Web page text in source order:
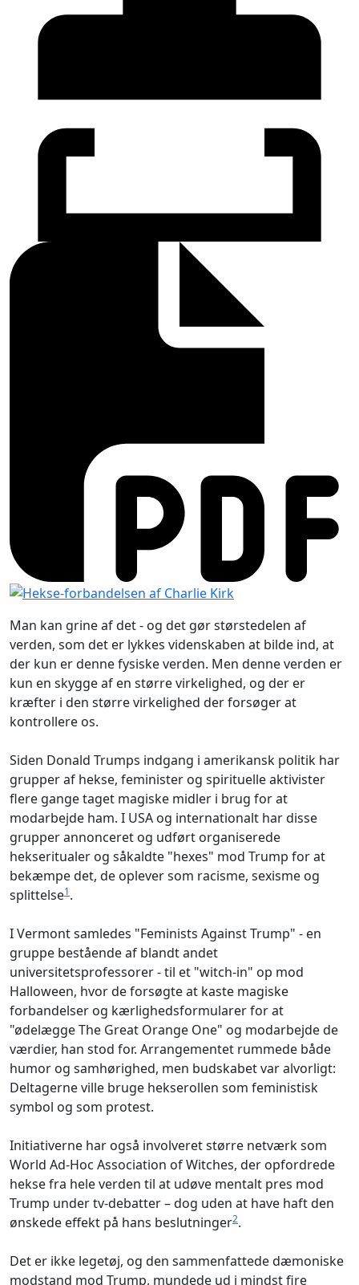
Man kan grine af det - og det gør størstedelen af
verden, som det er lykkes videnskaben at bilde ind, at
der kun er denne fysiske verden. Men denne verden er
kun en skygge af en større virkelighed, og der er
kræfter i den større virkelighed der forsøger at
kontrollere os.
Siden Donald Trumps indgang i amerikansk politik har
grupper af hekse, feminister og spirituelle aktivister
flere gange taget magiske midler i brug for at
modarbejde ham. I USA og internationalt har disse
grupper annonceret og udført organiserede
hekseritualer og såkaldte "hexes" mod Trump for at
bekæmpe det, de oplever som racisme, sexisme og
splittelse1.
I Vermont samledes "Feminists Against Trump" - en
gruppe bestående af blandt andet
universitetsprofessorer - til et "witch-in" op mod
Halloween, hvor de forsøgte at kaste magiske
forbandelser og kærlighedsformularer for at
"ødelægge The Great Orange One" og modarbejde de
værdier, han stod for. Arrangementet rummede både
humor og samhørighed, men budskabet var alvorligt:
Deltagerne ville bruge hekserollen som feministisk
symbol og som protest.
Initiativerne har også involveret større netværk som
World Ad-Hoc Association of Witches, der opfordrede
hekse fra hele verden til at udøve mentalt pres mod
Trump under tv-debatter – dog uden at have haft den
ønskede effekt på hans beslutninger2.
Det er ikke legetøj, og den sammenfattede dæmoniske
modstand mod Trump, mundede ud i mindst fire